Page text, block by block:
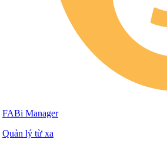
FABi Manager
Quản lý từ xa